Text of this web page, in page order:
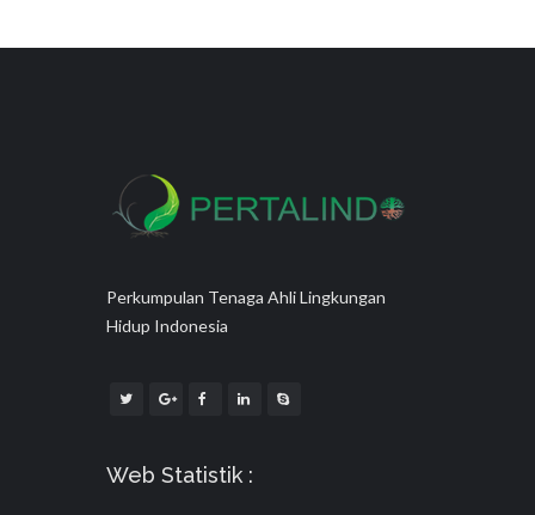
Perkumpulan Tenaga Ahli Lingkungan
Hidup Indonesia
Web Statistik :